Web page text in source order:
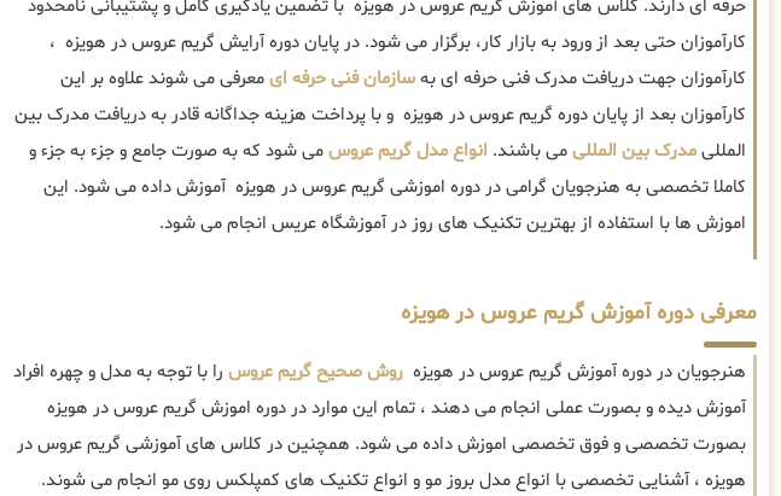
حرفه ای دارند. کلاس های آموزش گریم عروس در هویزه با تضمین یادگیری کامل و پشتیبانی نامحدود
کارآموزان حتی بعد از ورود به بازار کار، برگزار می شود. در پایان دوره آرایش گریم عروس در هویزه ،
کارآموزان جهت دریافت مدرک فنی حرفه ای بهسازمان فنی حرفه ایمعرفی می شوند علاوه بر این
کارآموزان بعد از پایان دوره گریم عروس در هویزه و با پرداخت هزینه جداگانه قادر به دریافت مدرک بین
المللیمدرک بین المللیمی باشند. انواع مدل گریم عروسمی شود که به صورت جامع و جزء به جزء و
کاملا تخصصی به هنرجویان گرامی در دوره اموزشی گریم عروس در هویزه آموزش داده می شود. این
اموزش ها با استفاده از بهترین تکنیک های روز در آموزشگاه عریس انجام می شود.
معرفی دوره آموزش گریم عروس در هویزه
هنرجویان در دوره آموزش گریم عروس در هویزه روش صحیح گریم عروس را با توجه به مدل و چهره افراد
آموزش دیده و بصورت عملی انجام می دهند ، تمام این موارد در دوره اموزش گریم عروس در هویزه
بصورت تخصصی و فوق تخصصی اموزش داده می شود. همچنین در کلاس های آموزشی گریم عروس در
هویزه ، آشنایی تخصصی با انواع مدل بروز مو و انواع تکنیک های کمپلکس روی مو انجام می شوند.